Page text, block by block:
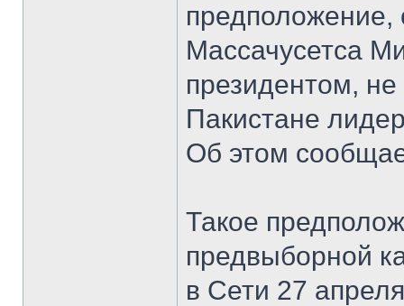
предположение,
Массачусетса
президентом,
Пакистане
Об этом
Такое
предвыборной
в Сети 27